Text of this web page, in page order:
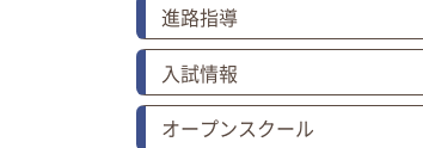
進路指導
入試情報
オープンスクール